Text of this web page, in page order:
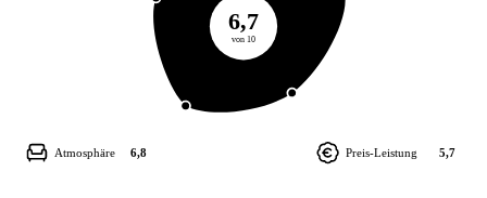
6,7
von 10
Preis-Leistung 5,7
Atmosphäre 6,8